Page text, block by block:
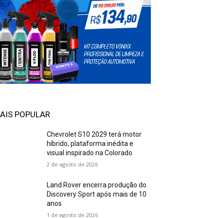
POPULAR
Chevrolet S10 2029 terá motor
híbrido, plataforma inédita e
visual inspirado na Colorado
2 de agosto de 2026
Land Rover encerra produção do
Discovery Sport após mais de 10
anos
1 de agosto de 2026